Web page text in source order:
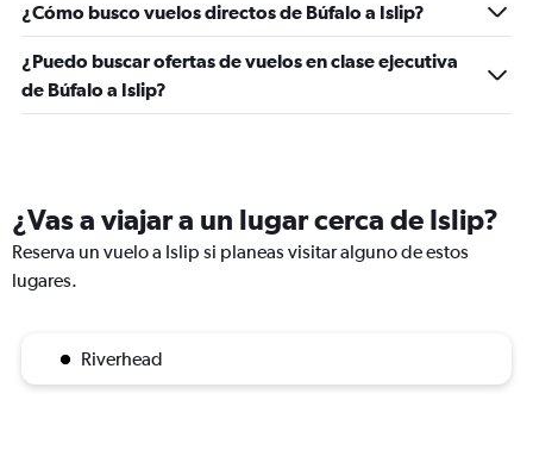
¿Cómo busco vuelos directos de Búfalo a Islip?
¿Puedo buscar ofertas de vuelos en clase ejecutiva
de Búfalo a Islip?
¿Vas a viajar a un lugar cerca de Islip?
Reserva un vuelo a Islip si planeas visitar alguno de estos
lugares.
Riverhead